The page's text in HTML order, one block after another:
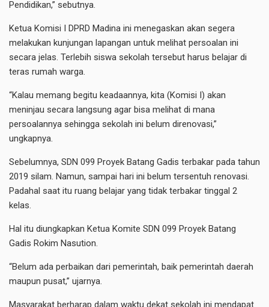
Pendidikan,” sebutnya.
Ketua Komisi I DPRD Madina ini menegaskan akan segera
melakukan kunjungan lapangan untuk melihat persoalan ini
secara jelas. Terlebih siswa sekolah tersebut harus belajar di
teras rumah warga.
“Kalau memang begitu keadaannya, kita (Komisi I) akan
meninjau secara langsung agar bisa melihat di mana
persoalannya sehingga sekolah ini belum direnovasi,”
ungkapnya.
Sebelumnya, SDN 099 Proyek Batang Gadis terbakar pada tahun
2019 silam. Namun, sampai hari ini belum tersentuh renovasi.
Padahal saat itu ruang belajar yang tidak terbakar tinggal 2
kelas.
Hal itu diungkapkan Ketua Komite SDN 099 Proyek Batang
Gadis Rokim Nasution.
“Belum ada perbaikan dari pemerintah, baik pemerintah daerah
maupun pusat,” ujarnya.
Masyarakat berharap dalam waktu dekat sekolah ini mendapat